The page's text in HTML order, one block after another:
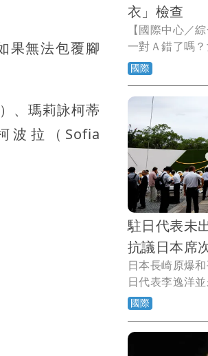
果無法包覆腳
、瑪莉詠柯蒂
波拉（Sofia
衣」檢查
【國際中心／
一對Ａ錯了嗎
寸也會影響競
事環法女子自
Femmes）傳
檢查身材較瘦
藏「胸部整流
藉以降低風阻
瘦的女子選手
檢查！
國際
駐日代表未
抗議日本席
日本長崎原爆
日代表李逸洋
崎市政府將台
域之外，刻意
台灣因此決定
政府的安排表
國際